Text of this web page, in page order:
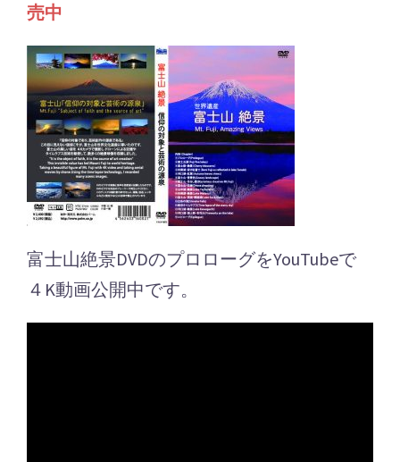
売中
富士山絶景DVDのプロローグをYouTubeで
４K動画公開中です。